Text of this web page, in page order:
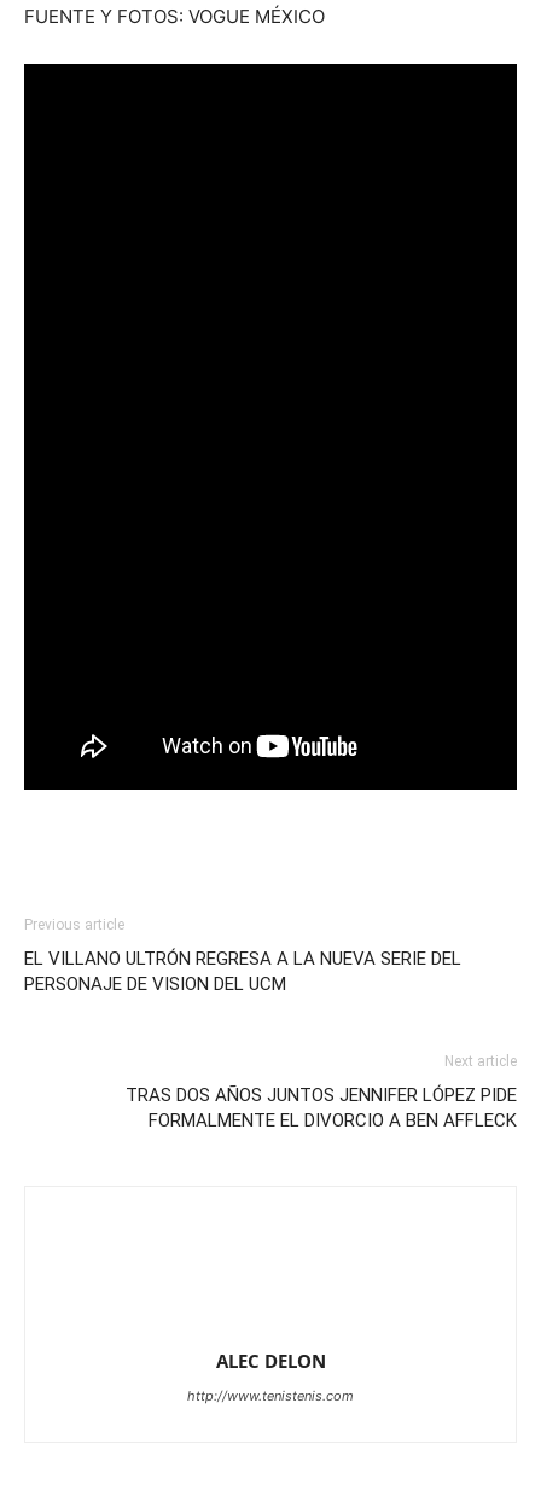
FUENTE Y FOTOS: VOGUE MÉXICO
Previous article
EL VILLANO ULTRÓN REGRESA A LA NUEVA SERIE DEL
PERSONAJE DE VISION DEL UCM
Next article
TRAS DOS AÑOS JUNTOS JENNIFER LÓPEZ PIDE
FORMALMENTE EL DIVORCIO A BEN AFFLECK
ALEC DELON
http://www.tenistenis.com